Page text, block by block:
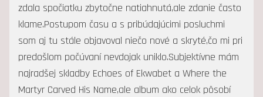
zdala spočiatku zbytočne natiahnutá,ale zdanie často
klame.Postupom času a s pribúdajúcimi posluchmi
som aj tu stále objavoval niečo nové a skryté,čo mi pri
predošlom počúvaní nevdojak uniklo.Subjektívne mám
najradšej skladby Echoes of Ekwabet a Where the
Martyr Carved His Name,ale album ako celok pôsobí